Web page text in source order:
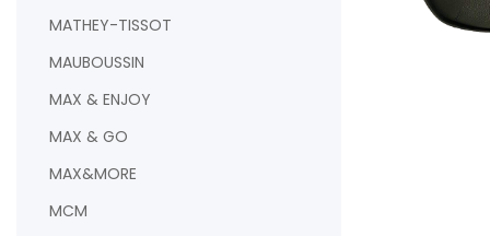
MATHEY-TISSOT
MAUBOUSSIN
MAX & ENJOY
MAX & GO
MAX&MORE
MCM